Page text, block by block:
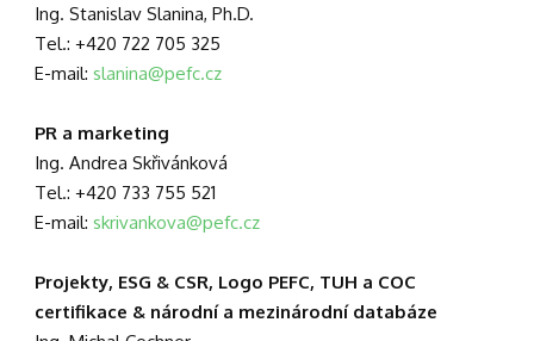
Ing. Stanislav Slanina, Ph.D.
Tel.: +420 722 705 325
E-mail: slanina@pefc.cz
PR a marketing
Ing. Andrea Skřivánková
Tel.: +420 733 755 521
E-mail: skrivankova@pefc.cz
Projekty, ESG & CSR, Logo PEFC, TUH a COC
certifikace & národní a mezinárodní databáze